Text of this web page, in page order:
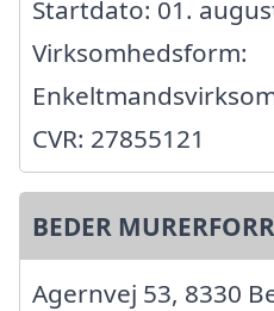
Startdato: 01.
Virksomhedsform:
CVR: 27855121
BEDER
Agernvej 53, 8330